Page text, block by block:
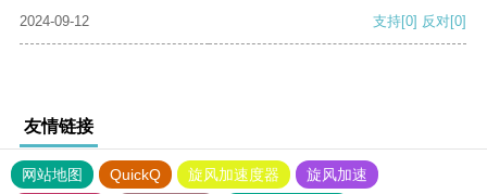
2024-09-12 支持[0] 反对[0]
友情链接
网站地图 QuickQ 旋风加速度器 旋风加速